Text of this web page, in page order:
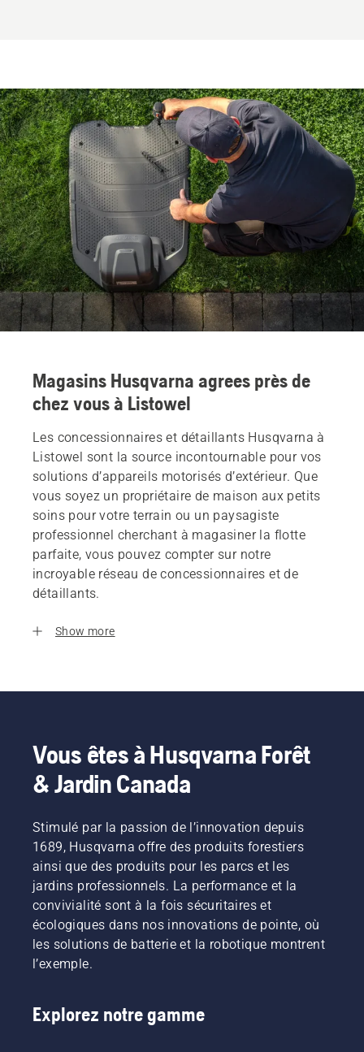
Magasins Husqvarna agrees près de
chez vous à Listowel
Les concessionnaires et détaillants Husqvarna à
Listowel sont la source incontournable pour vos
solutions d’appareils motorisés d’extérieur. Que
vous soyez un propriétaire de maison aux petits
soins pour votre terrain ou un paysagiste
professionnel cherchant à magasiner la flotte
parfaite, vous pouvez compter sur notre
incroyable réseau de concessionnaires et de
détaillants.
Show more
Vous êtes à Husqvarna Forêt
& Jardin Canada
Stimulé par la passion de l’innovation depuis
1689, Husqvarna offre des produits forestiers
ainsi que des produits pour les parcs et les
jardins professionnels. La performance et la
convivialité sont à la fois sécuritaires et
écologiques dans nos innovations de pointe, où
les solutions de batterie et la robotique montrent
l’exemple.
Explorez notre gamme